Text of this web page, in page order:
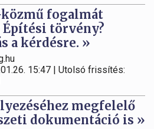
közmű fogalmát
Építési törvény?
a kérdésre. »
15:47 | Utolsó frissítés:
megfelelő
dokumentáció is »